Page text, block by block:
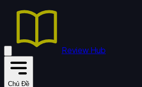
Review Hub
Chủ Đề